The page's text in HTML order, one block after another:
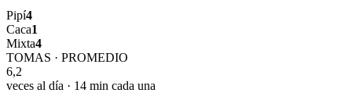
Pipí4
Caca1
Mixta4
TOMAS · PROMEDIO
6,2
veces al día · 14 min cada una